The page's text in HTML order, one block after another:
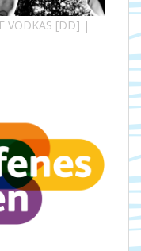
VODKAS [DD] |